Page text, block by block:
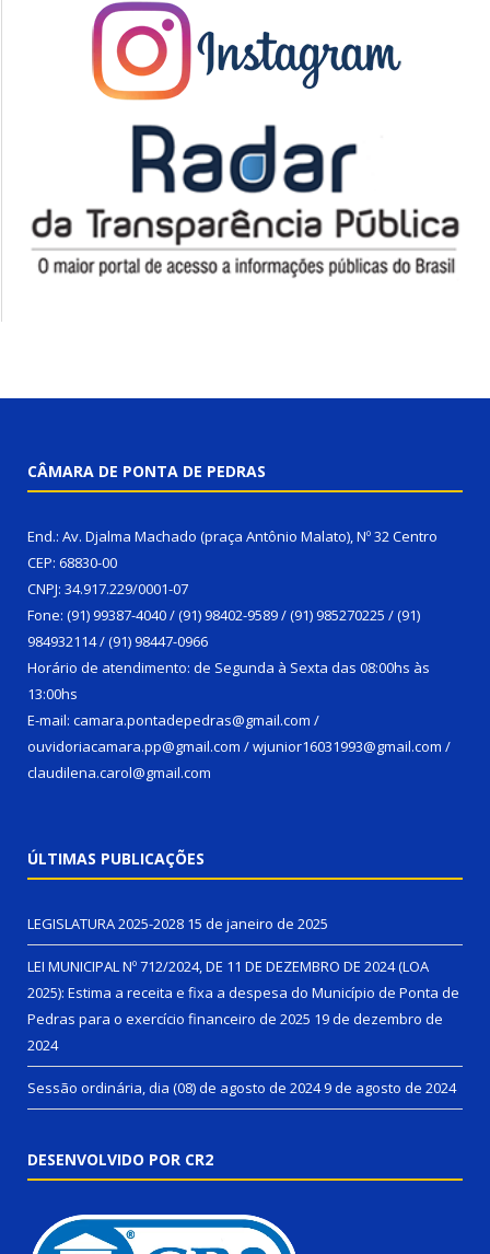
CÂMARA DE PONTA DE PEDRAS
End.: Av. Djalma Machado (praça Antônio Malato), Nº 32 Centro
CEP: 68830-00
CNPJ: 34.917.229/0001-07
Fone: (91) 99387-4040 / (91) 98402-9589 / (91) 985270225 / (91)
984932114 / (91) 98447-0966
Horário de atendimento: de Segunda à Sexta das 08:00hs às
13:00hs
E-mail: camara.pontadepedras@gmail.com /
ouvidoriacamara.pp@gmail.com / wjunior16031993@gmail.com /
claudilena.carol@gmail.com
ÚLTIMAS PUBLICAÇÕES
LEGISLATURA 2025-2028 15 de janeiro de 2025
LEI MUNICIPAL Nº 712/2024, DE 11 DE DEZEMBRO DE 2024 (LOA
2025): Estima a receita e fixa a despesa do Município de Ponta de
Pedras para o exercício financeiro de 2025 19 de dezembro de
2024
Sessão ordinária, dia (08) de agosto de 20249 de agosto de 2024
DESENVOLVIDO POR CR2